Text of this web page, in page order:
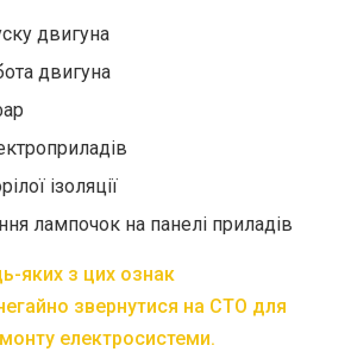
двигуна
двигуна
ізоляції
лампочок на панелі приладів
яких з цих ознак
звернутися на СТО для
електросистеми.